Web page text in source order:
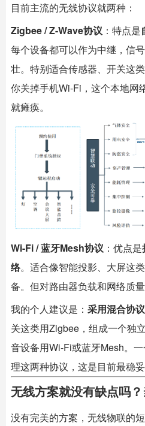
目前主流的无线协议就两种：
Zigbee / Z-Wave协议 ：特点是
每个设备都可以作为中继，信
壮。特别适合传感器、开关这
你关掉手机Wi-Fi，这个本地网
就瘫痪。
Wi-Fi / 蓝牙Mesh协议 ：优点是
络。适合像智能投影、大屏这
备。但对路由器负载和网络质量
我的个人建议是： 采用混合协
关这类用Zigbee，组成一个独
音设备用Wi-Fi或蓝牙Mesh。
理这两种协议，这是目前最稳妥
无线方案就没有缺点吗
没有完美的方案，无线物联的短